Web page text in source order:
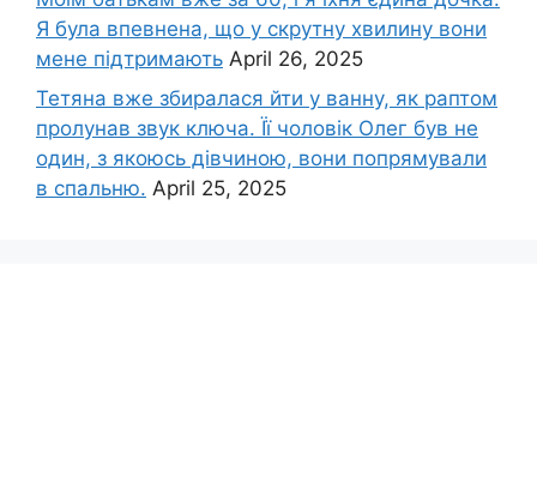
Я була впевнена, що у скрутну хвилину вони
мене підтримають April 26, 2025
Тетяна вже збиралася йти у ванну, як раптом
пролунав звук ключа. Її чоловік Олег був не
один, з якоюсь дівчиною, вони попрямували
в спальню. April 25, 2025